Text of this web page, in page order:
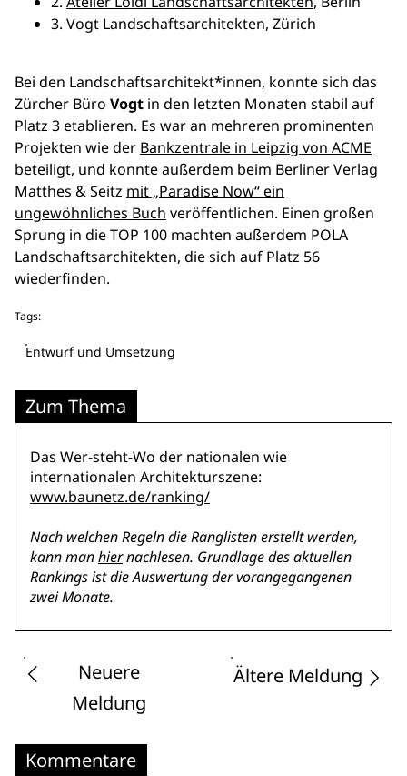
3. Vogt Landschaftsarchitekten, Zürich
Bei den Landschaftsarchitekt*innen, konnte sich das
Zürcher Büro Vogt in den letzten Monaten stabil auf
Platz 3 etablieren. Es war an mehreren prominenten
Projekten wie der Bankzentrale in Leipzig von ACME
beteiligt, und konnte außerdem beim Berliner Verlag
Matthes & Seitz mit „Paradise Now“ ein
ungewöhnliches Buch veröffentlichen. Einen großen
Sprung in die TOP 100 machten außerdem POLA
Landschaftsarchitekten, die sich auf Platz 56
wiederfinden.
Tags:
Entwurf und Umsetzung
Zum Thema
Das Wer-steht-Wo der nationalen wie
internationalen Architekturszene:
www.baunetz.de/ranking/
Nach welchen Regeln die Ranglisten erstellt werden,
kann manhiernachlesen. Grundlage des aktuellen
Rankings ist die Auswertung der vorangegangenen
zwei Monate.
Neuere
Meldung
Ältere Meldung
Kommentare